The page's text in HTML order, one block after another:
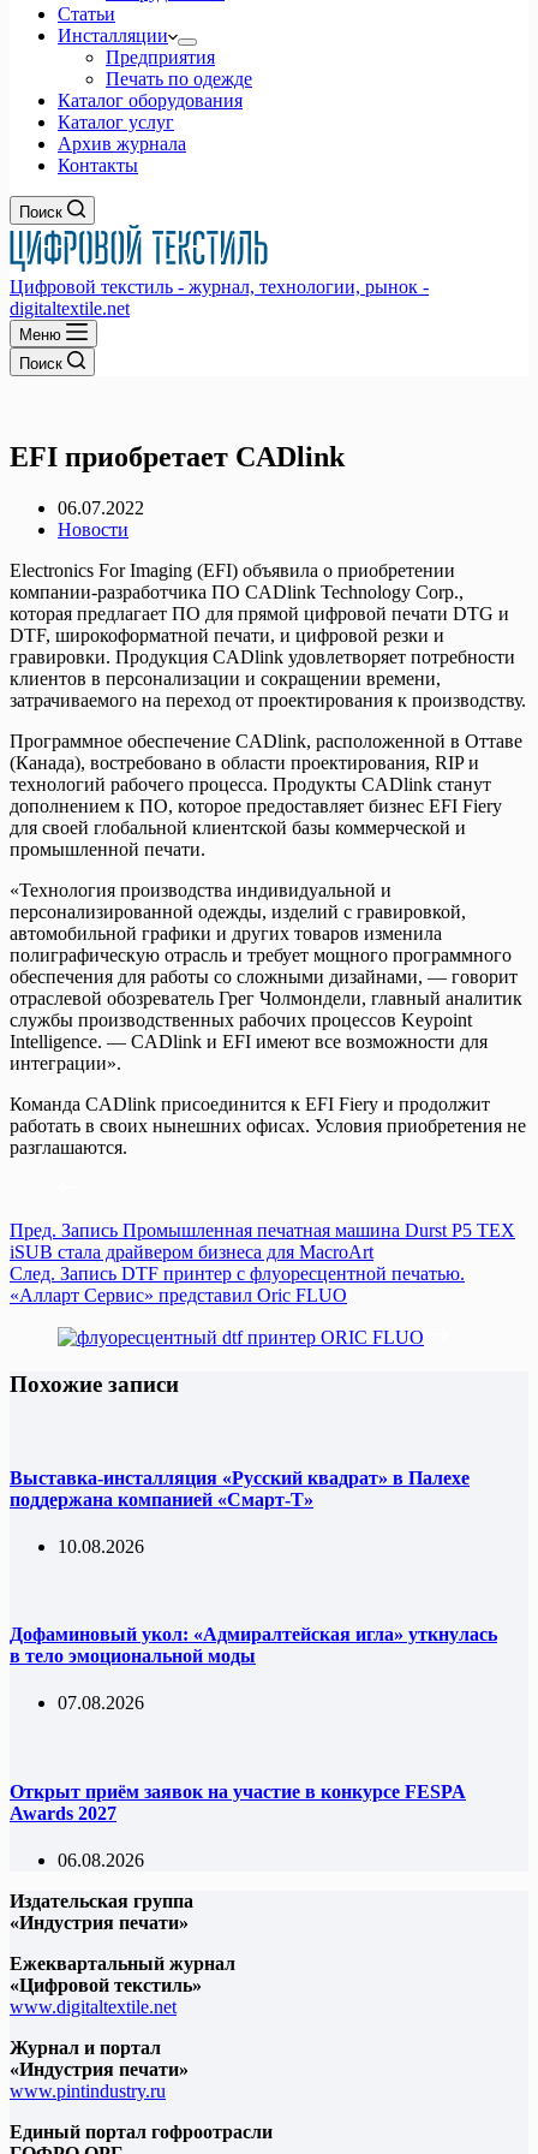
Статьи
Инсталляции
Предприятия
Печать по одежде
Каталог оборудования
Каталог услуг
Архив журнала
Контакты
Поиск
Цифровой текстиль - журнал, технологии, рынок -
digitaltextile.net
Меню
Поиск
EFI приобретает CADlink
06.07.2022
Новости
Electronics For Imaging (EFI) объявила о приобретении
компании-разработчика ПО CADlink Technology Corp.,
которая предлагает ПО для прямой цифровой печати DTG и
DTF, широкоформатной печати, и цифровой резки и
гравировки. Продукция CADlink удовлетворяет потребности
клиентов в персонализации и сокращении времени,
затрачиваемого на переход от проектирования к производству.
Программное обеспечение CADlink, расположенной в Оттаве
(Канада), востребовано в области проектирования, RIP и
технологий рабочего процесса. Продукты CADlink станут
дополнением к ПО, которое предоставляет бизнес EFI Fiery
для своей глобальной клиентской базы коммерческой и
промышленной печати.
«Технология производства индивидуальной и
персонализированной одежды, изделий с гравировкой,
автомобильной графики и других товаров изменила
полиграфическую отрасль и требует мощного программного
обеспечения для работы со сложными дизайнами, — говорит
отраслевой обозреватель Грег Чолмондели, главный аналитик
службы производственных рабочих процессов Keypoint
Intelligence. — CADlink и EFI имеют все возможности для
интеграции».
Команда CADlink присоединится к EFI Fiery и продолжит
работать в своих нынешних офисах. Условия приобретения не
разглашаются.
Пред. Запись Промышленная печатная машина Durst P5 TEX
iSUB стала драйвером бизнеса для MacroArt
След. Запись DTF принтер с флуоресцентной печатью.
«Алларт Сервис» представил Oric FLUO
Похожие записи
Выставка-инсталляция «Русский квадрат» в Палехе
поддержана компанией «Смарт-Т»
10.08.2026
Дофаминовый укол: «Адмиралтейская игла» уткнулась
в тело эмоциональной моды
07.08.2026
Открыт приём заявок на участие в конкурсе FESPA
Awards 2027
06.08.2026
Издательская группа
«Индустрия печати»
Ежеквартальный журнал
«Цифровой текстиль»
www.digitaltextile.net
Журнал и портал
«Индустрия печати»
www.pintindustry.ru
Единый портал гофроотрасли